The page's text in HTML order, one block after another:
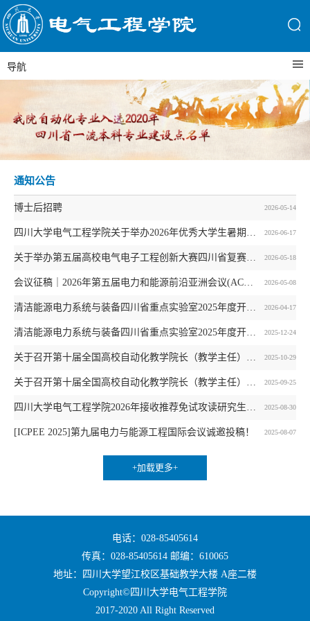
导航
通知公告
2026-05-14
博士后招聘
2026-06-17
2026-05-18
2026-05-08
2026-04-17
2025-12-24
2025-10-29
2025-09-25
2025-08-30
2025-08-07
[ICPEE 2025]第九届电力与能源工程国际会议诚邀投稿！
+加载更多+
电话：028-85405614
传真：028-85405614 邮编：610065
地址：四川大学望江校区基础教学大楼 A座二楼
Copyright©四川大学电气工程学院
2017-2020 All Right Reserved